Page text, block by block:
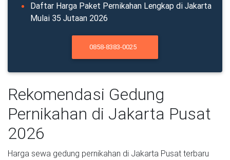
Daftar Harga Paket Pernikahan Lengkap di Jakarta
Mulai 35 Jutaan 2026
0858-8383-0025
Rekomendasi Gedung
Pernikahan di Jakarta Pusat
2026
Harga sewa gedung pernikahan di Jakarta Pusat terbaru